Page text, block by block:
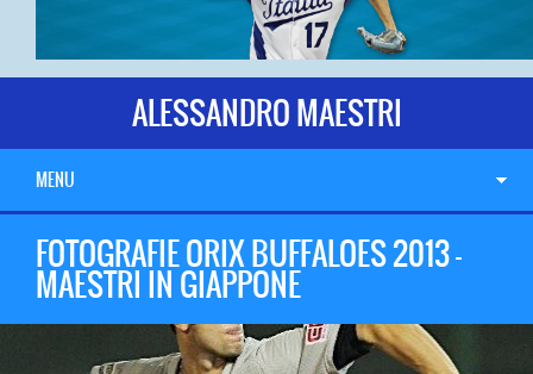
ALESSANDRO MAESTRI
MENU
FOTOGRAFIE ORIX BUFFALOES 2013 –
MAESTRI IN GIAPPONE